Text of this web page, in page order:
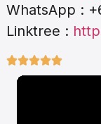
WhatsApp :
Linktree :
